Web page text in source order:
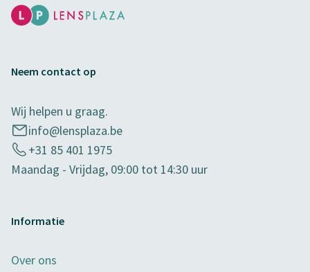
Neem contact op
Wij helpen u graag.
info@lensplaza.be
+31 85 401 1975
Maandag - Vrijdag, 09:00 tot 14:30 uur
Informatie
Over ons